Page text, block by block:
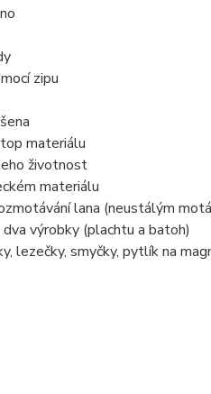
zipu
materiálu
životnost
materiálu
lana (neustálým
výrobky (plachtu a batoh)
lezečky, smyčky, pytlík na